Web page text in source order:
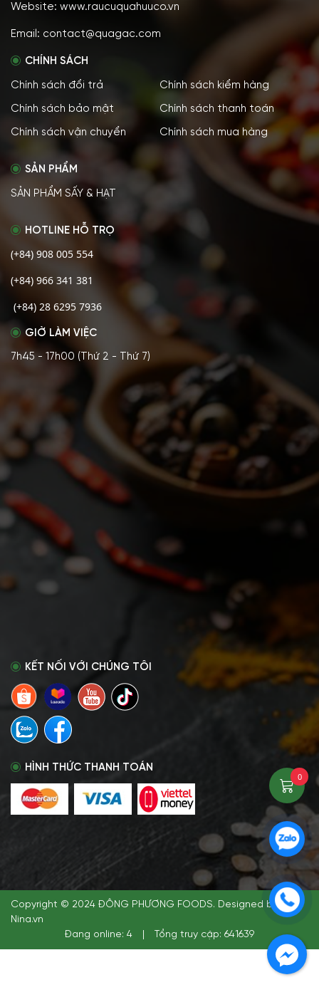
Website: www.raucuquahuuco.vn
Email: contact@quagac.com
CHÍNH SÁCH
Chính sách đổi trả Chính sách kiểm hàng
Chính sách bảo mật Chính sách thanh toán
Chính sách vận chuyển Chính sách mua hàng
SẢN PHẨM
SẢN PHẨM SẤY & HẠT
HOTLINE HỖ TRỌ
(+84) 908 005 554
(+84) 966 341 381
(+84) 28 6295 7936
GIỜ LÀM VIỆC
7h45 - 17h00 (Thứ 2 - Thứ 7)
KẾT NỐI VỚI CHÚNG TÔI
HÌNH THỨC THANH TOÁN
Copyright © 2024 ĐÔNG PHƯƠNG FOODS. Designed by
Nina.vn
Đang online: 4
Tổng truy cập: 641639
0